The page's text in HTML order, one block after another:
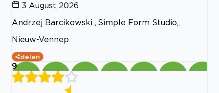
3 August 2026
Andrzej Barcikowski ,,Simple Form Studio,,
Nieuw-Vennep
delen
9